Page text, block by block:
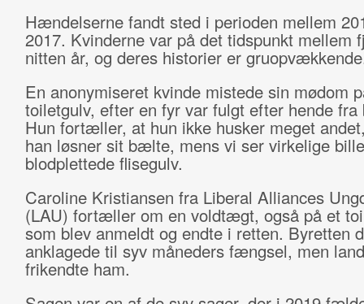
Hændelserne fandt sted i perioden mellem
2017. Kvinderne var på det tidspunkt mellem
nitten år, og deres historier er
En anonymiseret kvinde mistede sin mødom
toiletgulv, efter en fyr var fulgt efter hende fra
Hun fortæller, at hun ikke husker meget
han løsner sit bælte, mens vi ser virkelige
blodplettede flisegulv.
Caroline Kristiansen fra Liberal Alliances
(LAU) fortæller om en voldtægt, også på et
som blev anmeldt og endte i retten. Byretten
anklagede til syv måneders fængsel, men
frikendte ham.